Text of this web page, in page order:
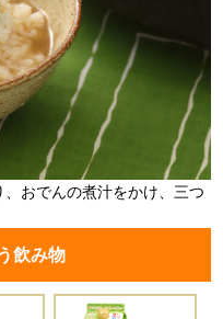
おでんの煮汁をかけ、三つ
飲み物